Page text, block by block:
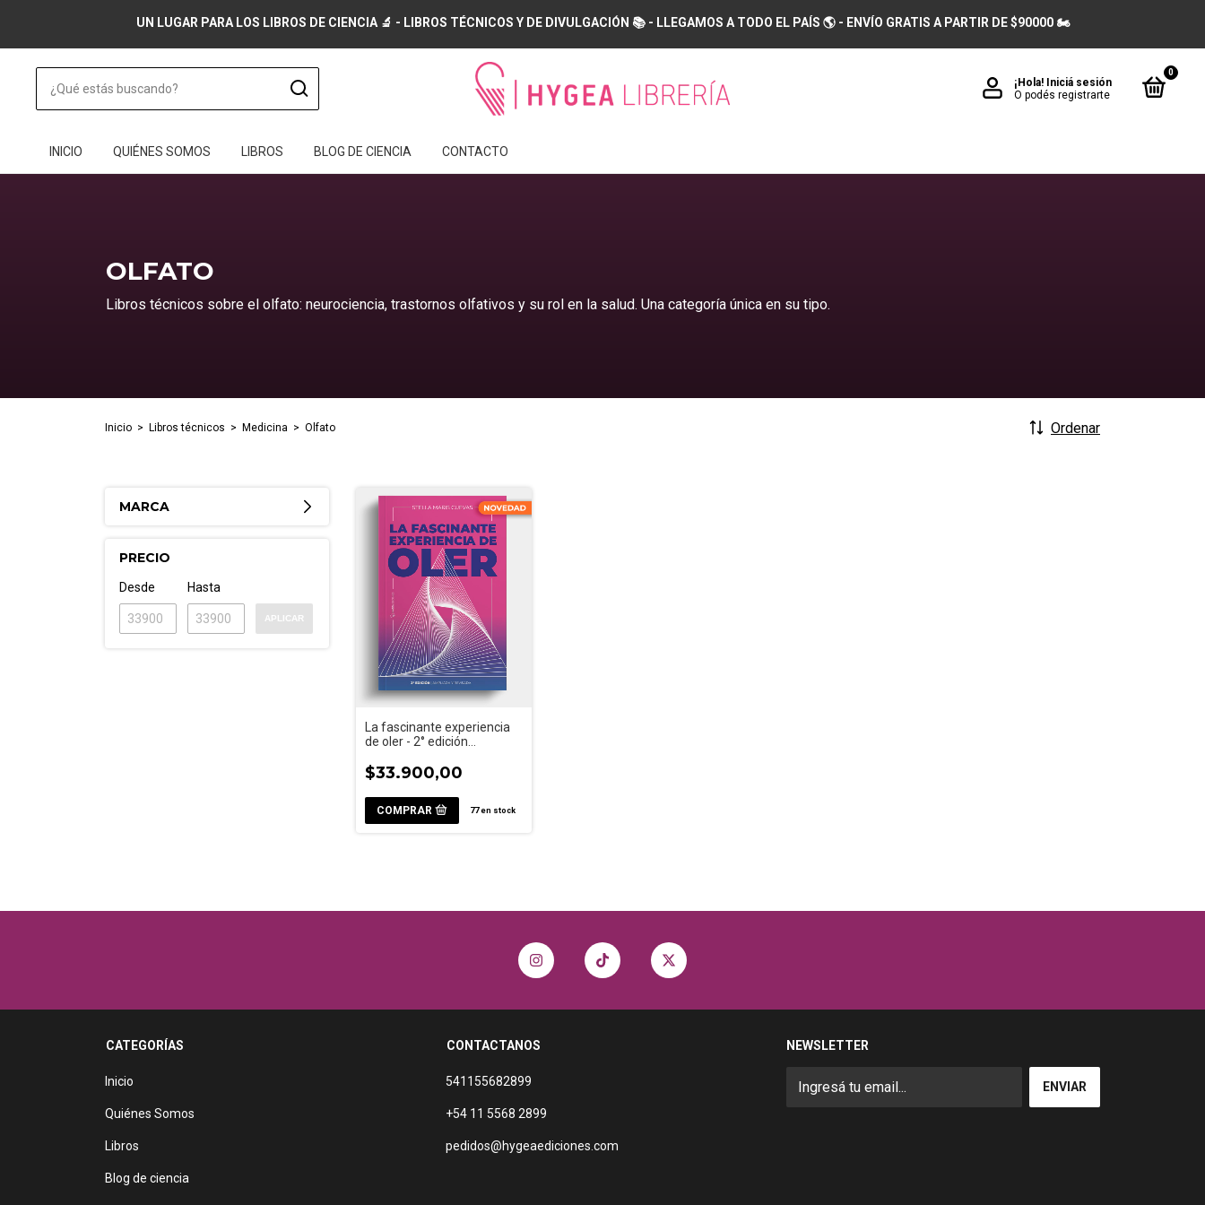
UN LUGAR PARA LOS LIBROS DE CIENCIA 🔬 - LIBROS TÉCNICOS Y DE DIVULGACIÓN 📚 - LLEGAMOS A TODO EL PAÍS 🌎 - ENVÍO GRATIS A PARTIR DE $90000 🏍️
¡Hola! Iniciá sesión
O podés registrarte
0
INICIO QUIÉNES SOMOS LIBROS BLOG DE CIENCIA CONTACTO
OLFATO
Libros técnicos sobre el olfato: neurociencia, trastornos olfativos y su rol en la salud. Una categoría única en su tipo.
Inicio > Libros técnicos > Medicina > Olfato Ordenar
MARCA
PRECIO
Desde Hasta
APLICAR
La fascinante experiencia
de oler - 2° edición
$33.900,00
77en stock
CATEGORÍAS
Inicio
Quiénes Somos
Libros
Blog de ciencia
CONTACTANOS
541155682899
+54 11 5568 2899
pedidos@hygeaediciones.com
NEWSLETTER